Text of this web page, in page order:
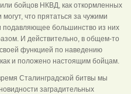
бойцов НКВД, как откормленных
что прятаться за чужими
подавляющее большинство из них
И действительно, в общем-то
функцией по наведению
и положено настоящим бойцам.
Сталинградской битвы мы
заградительных